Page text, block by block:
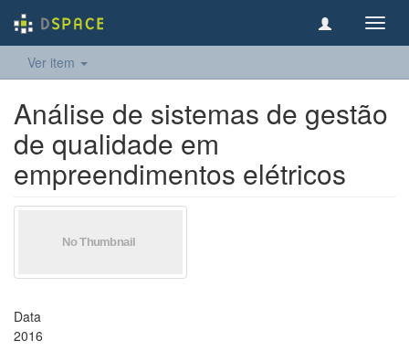
Ver item
Análise de sistemas de gestão
de qualidade em
empreendimentos elétricos
Data
2016